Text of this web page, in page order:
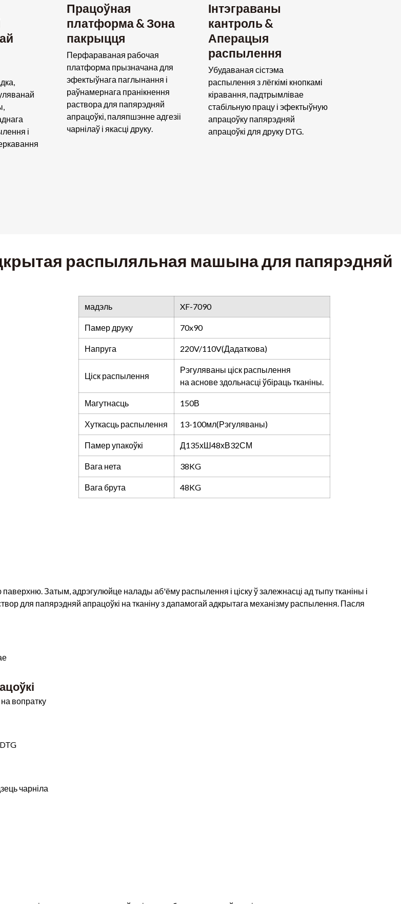
і
Працоўная
платформа & Зона
пакрыцця
Перфараваная рабочая
платформа прызначана для
эфектыўнага паглынання і
раўнамернага пранікнення
раствора для папярэдняй
апрацоўкі, паляпшэнне адгезіі
чарнілаў і якасці друку.
Інтэграваны
кантроль &
Аперацыя
распылення
Убудаваная сістэма
распылення з лёгкімі кнопкамі
кіравання, падтрымлівае
стабільную працу і эфектыўную
апрацоўку папярэдняй
апрацоўкі для друку DTG.
распыляльная машына для папярэдняй
мадэль XF-7090
Памер друку 70x90
Напруга 220V/110V(Дадаткова)
Ціск распылення
Рэгуляваны ціск распылення
на аснове здольнасці ўбіраць тканіны.
Магутнасць 150В
Хуткасць распылення 13-100мл(Рэгуляваны)
Памер упакоўкі Д135хШ48хВ32СМ
Вага нета 38KG
Вага брута 48KG
Затым, адрэгулюйце налады аб'ёму распылення і ціску ў залежнасці ад тыпу тканіны і
для папярэдняй апрацоўкі на тканіну з дапамогай адкрытага механізму распылення. Пасля
вопратку
чарніла